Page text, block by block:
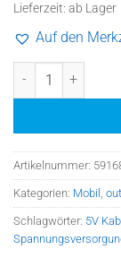
Lieferzeit: ab Lager
Auf den
Kabel zur 5V
Artikelnummer:
Kategorien: Mobil ,
Schlagwörter: 5V